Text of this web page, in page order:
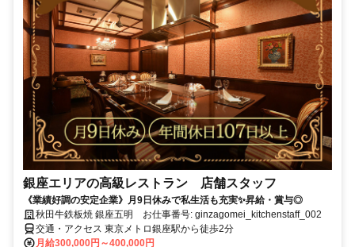
銀座エリアの高級レストラン 店舗スタッフ
《業績好調の安定企業》月9日休みで私生活も充実✨昇給・賞与◎
秋田牛鉄板焼 銀座五明 お仕事番号: ginzagomei_kitchenstaff_002
交通・アクセス 東京メトロ銀座駅から徒歩2分
月給300,000円～400,000円